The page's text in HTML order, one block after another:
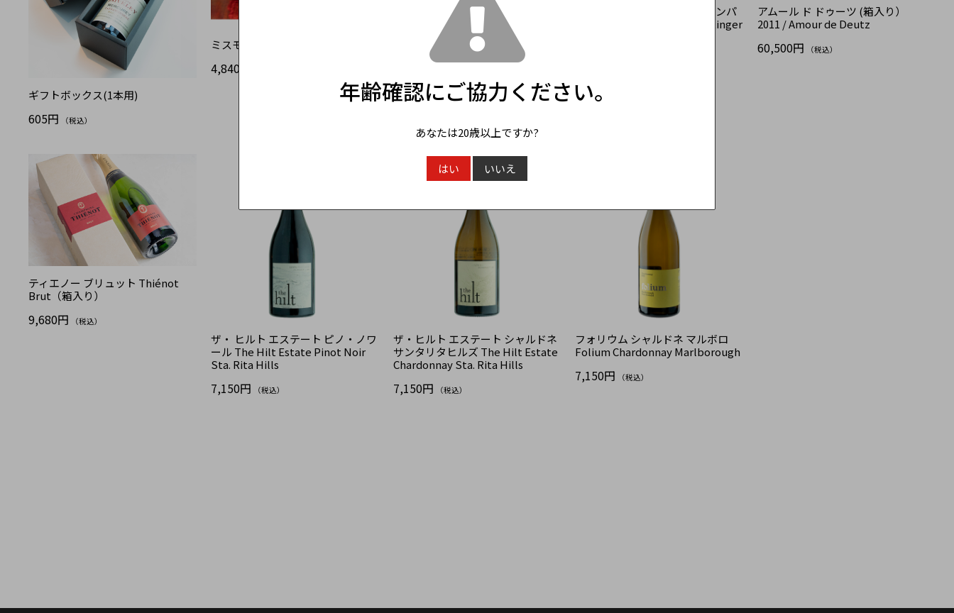
ギフトボックス(1本用)
605円 （税込）
ミスモーリー Miss Molly
4,840円
フルール ド ミラヴァル ロゼ シャ
ンパーニュ (箱入り） NV / Fleur
de Miraval Rosé ER1
66,000円 （税込）
テタンジェ コント・ド・シャンパ
ーニュ（箱入り）2013 / Taittinger
アムール ド ドゥーツ (箱入り）
2011 / Amour de Deutz
60,500円 （税込）
ティエノー ブリュット Thiénot
Brut（箱入り）
9,680円 （税込）
ザ・ ヒルト エステート ピノ・ノワ
ール The Hilt Estate Pinot Noir
Sta. Rita Hills
7,150円 （税込）
ザ・ヒルト エステート シャルドネ
サンタリタヒルズ The Hilt Estate
Chardonnay Sta. Rita Hills
7,150円 （税込）
フォリウム シャルドネ マルボロ
Folium Chardonnay Marlborough
7,150円 （税込）
年齢確認にご協力ください。
あなたは20歳以上ですか?
はい いいえ